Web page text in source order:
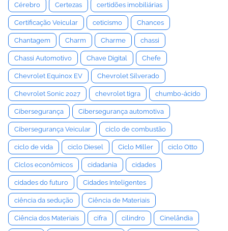
Cérebro Certezas certidões imobiliárias
Certificação Veicular ceticismo Chances
Chantagem Charm Charme chassi
Chassi Automotivo Chave Digital Chefe
Chevrolet Equinox EV Chevrolet Silverado
Chevrolet Sonic 2027 chevrolet tigra chumbo-ácido
Cibersegurança Cibersegurança automotiva
Cibersegurança Veicular ciclo de combustão
ciclo de vida ciclo Diesel Ciclo Miller ciclo Otto
Ciclos econômicos cidadania cidades
cidades do futuro Cidades Inteligentes
ciência da sedução Ciência de Materiais
Ciência dos Materiais cifra cilindro Cinelândia